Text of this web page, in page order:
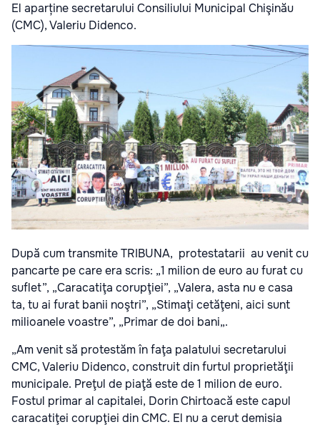
El aparține secretarului Consiliului Municipal Chişinău
(CMC), Valeriu Didenco.
După cum transmite TRIBUNA, protestatarii au venit cu
pancarte pe care era scris: „1 milion de euro au furat cu
suflet”, „Caracatiţa corupţiei”, „Valera, asta nu e casa
ta, tu ai furat banii noştri”, „Stimaţi cetăţeni, aici sunt
milioanele voastre”, „Primar de doi bani„.
„Am venit să protestăm în faţa palatului secretarului
CMC, Valeriu Didenco, construit din furtul proprietăţii
municipale. Preţul de piaţă este de 1 milion de euro.
Fostul primar al capitalei, Dorin Chirtoacă este capul
caracatiţei corupţiei din CMC. El nu a cerut demisia